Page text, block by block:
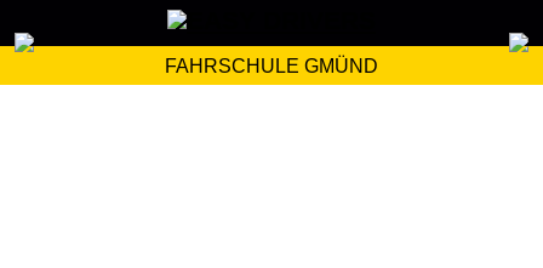
FAHRSCHULE GMÜND